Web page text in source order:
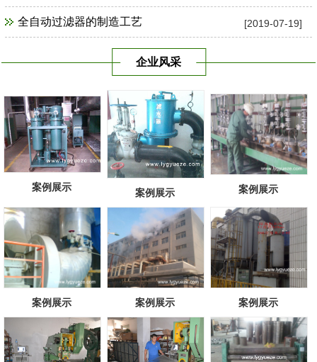
[2019-07-19]
全自动过滤器的制造工艺
企业风采
案例展示 案例展示 案例展示
案例展示 案例展示 案例展示